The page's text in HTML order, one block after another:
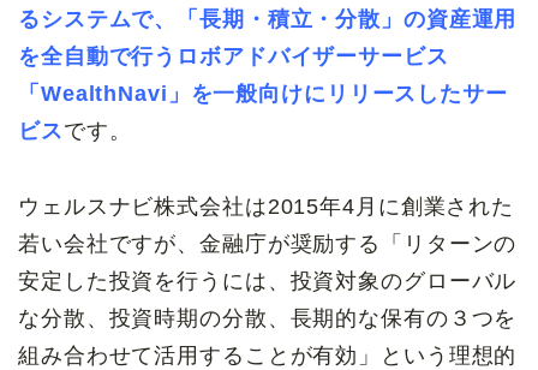
るシステムで、「長期・積立・分散」の資産運用
を全自動で行うロボアドバイザーサービス
「WealthNavi」を一般向けにリリースしたサー
ビスです。
ウェルスナビ株式会社は2015年4月に創業された
若い会社ですが、金融庁が奨励する「リターンの
安定した投資を行うには、投資対象のグローバル
な分散、投資時期の分散、長期的な保有の３つを
組み合わせて活用することが有効」という理想的